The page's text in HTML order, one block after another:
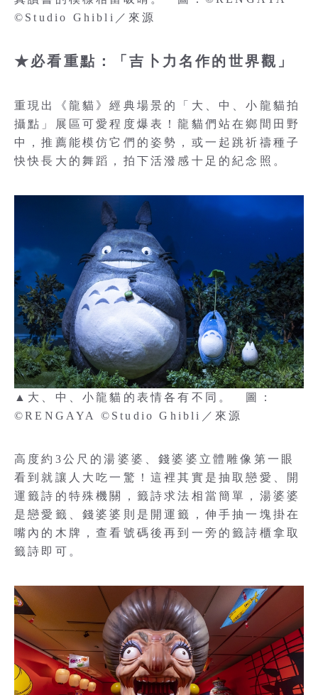
©Studio Ghibli／來源
★必看重點：「吉卜力名作的世界觀」
重現出《龍貓》經典場景的「大、中、小龍貓拍
攝點」展區可愛程度爆表！龍貓們站在鄉間田野
中，推薦能模仿它們的姿勢，或一起跳祈禱種子
快快長大的舞蹈，拍下活潑感十足的紀念照。
▲大、中、小龍貓的表情各有不同。 圖：
©RENGAYA ©Studio Ghibli／來源
高度約3公尺的湯婆婆、錢婆婆立體雕像第一眼
看到就讓人大吃一驚！這裡其實是抽取戀愛、開
運籤詩的特殊機關，籤詩求法相當簡單，湯婆婆
是戀愛籤、錢婆婆則是開運籤，伸手抽一塊掛在
嘴內的木牌，查看號碼後再到一旁的籤詩櫃拿取
籤詩即可。